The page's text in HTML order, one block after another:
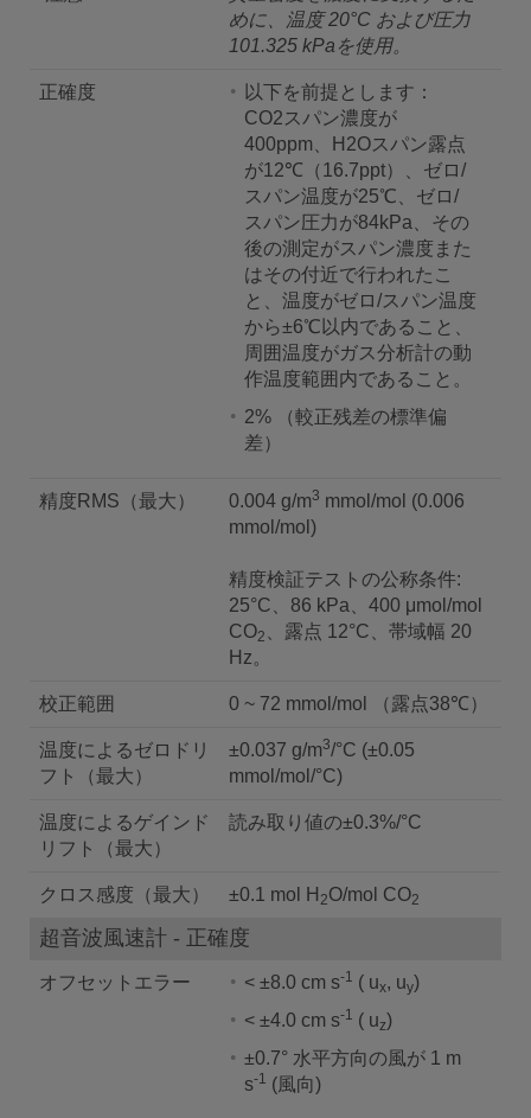
めに、温度 20°C および圧力
101.325 kPaを使用。
正確度
以下を前提とします：
CO2スパン濃度が
400ppm、H2Oスパン露点
が12℃（16.7ppt）、ゼロ/
スパン温度が25℃、ゼロ/
スパン圧力が84kPa、その
後の測定がスパン濃度また
はその付近で行われたこ
と、温度がゼロ/スパン温度
から±6℃以内であること、
周囲温度がガス分析計の動
作温度範囲内であること。
2% （較正残差の標準偏
差）
精度RMS（最大） 0.004 g/m3 mmol/mol (0.006
mmol/mol)
精度検証テストの公称条件:
25°C、86 kPa、400 μmol/mol
CO2
、露点 12°C、帯域幅 20
Hz。
校正範囲 0 ~ 72 mmol/mol （露点38℃）
温度によるゼロドリ
フト（最大）
±0.037 g/m3/°C (±0.05
mmol/mol/°C)
温度によるゲインド
リフト（最大）
読み取り値の±0.3%/°C
クロス感度（最大） ±0.1 mol H 2O/mol CO2
超音波風速計 - 正確度
オフセットエラー < ±8.0 cm s-1 ( ux, uy)
< ±4.0 cm s-1 ( uz)
±0.7° 水平方向の風が 1 m
s-1 (風向)